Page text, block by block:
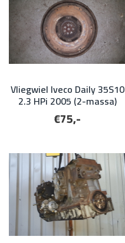
Vliegwiel Iveco Daily 35S10
2.3 HPi 2005 (2-massa)
€75,-